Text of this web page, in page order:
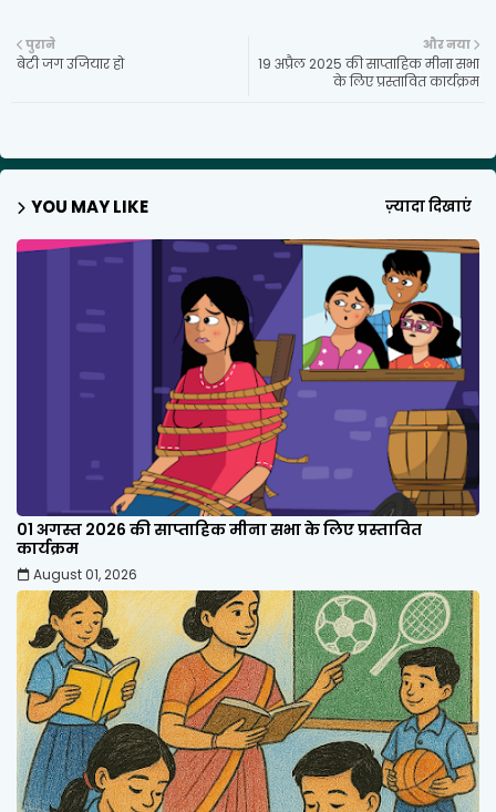
और नया
19 अप्रैल 2025 की साप्ताहिक मीना सभा
के लिए प्रस्तावित कार्यक्रम
पुराने
बेटी जग उजियार हो
YOU MAY LIKE ज़्यादा दिखाएं
01 अगस्त 2026 की साप्ताहिक मीना सभा के लिए प्रस्तावित
कार्यक्रम
August 01, 2026